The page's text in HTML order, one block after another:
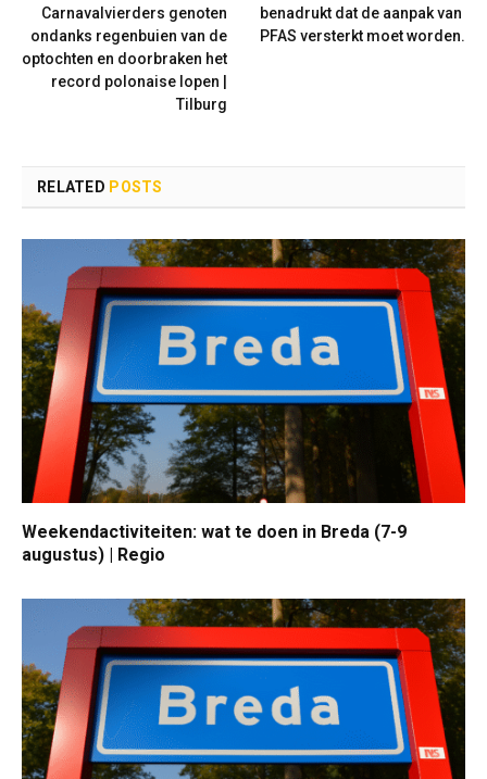
Carnavalvierders genoten
ondanks regenbuien van de
optochten en doorbraken het
record polonaise lopen |
Tilburg
benadrukt dat de aanpak van
PFAS versterkt moet worden.
RELATED POSTS
Weekendactiviteiten: wat te doen in Breda (7-9
augustus) | Regio